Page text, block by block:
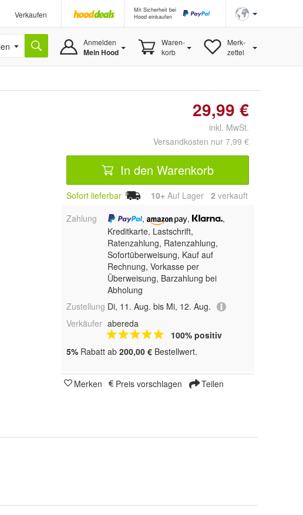
Verkaufen
Mit Sicherheit bei
Hood einkaufen
Anmelden
Mein Hood
Waren-
korb
Merk-
zettel
29,99 €
inkl. MwSt.
Versandkosten nur 7,99 €
In den Warenkorb
Sofort lieferbar 10+ Auf Lager 2 verkauft
Zahlung
, ,
,
Kreditkarte, Lastschrift,
Ratenzahlung, Ratenzahlung,
Sofortüberweisung, Kauf auf
Rechnung, Vorkasse per
Überweisung, Barzahlung bei
Abholung
Zustellung Di, 11. Aug. bis Mi, 12. Aug.
Verkäufer abereda
100% positiv
5% Rabatt ab 200,00 € Bestellwert.
Merken Preis vorschlagen Teilen